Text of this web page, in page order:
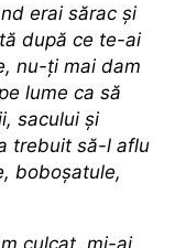
erai sărac şi
după ce te-ai
nu-ţi mai dam
lume ca să
sacului şi
trebuit să-l aflu
boboşatule,
culcat, mi-ai